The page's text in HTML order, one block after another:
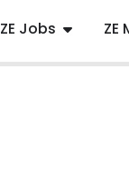
ZE Jobs ZE